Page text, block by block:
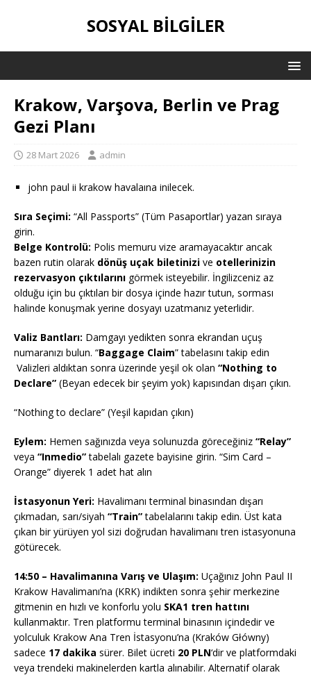
SOSYAL BILGILER
Krakow, Varşova, Berlin ve Prag
Gezi Planı
28 Mart 2026 admin
john paul ii krakow havalaına inilecek.
Sıra Seçimi: “All Passports” (Tüm Pasaportlar) yazan sıraya
girin.
Belge Kontrolü: Polis memuru vize aramayacaktır ancak
bazen rutin olarak dönüş uçak biletinizi ve otellerinizin
rezervasyon çıktılarını görmek isteyebilir. İngilizceniz az
olduğu için bu çıktıları bir dosya içinde hazır tutun, sorması
halinde konuşmak yerine dosyayı uzatmanız yeterlidir.
Valiz Bantları: Damgayı yedikten sonra ekrandan uçuş
numaranızı bulun. “Baggage Claim” tabelasını takip edin
Valizleri aldıktan sonra üzerinde yeşil ok olan “Nothing to
Declare” (Beyan edecek bir şeyim yok) kapısından dışarı çıkın.
“Nothing to declare” (Yeşil kapıdan çıkın)
Eylem: Hemen sağınızda veya solunuzda göreceğiniz “Relay”
veya “Inmedio”tabelalı gazete bayisine girin. “Sim Card –
Orange” diyerek 1 adet hat alın
İstasyonun Yeri: Havalimanı terminal binasından dışarı
çıkmadan, sarı/siyah “Train”tabelalarını takip edin. Üst kata
çıkan bir yürüyen yol sizi doğrudan havalimanı tren istasyonuna
götürecek.
14:50 – Havalimanına Varış ve Ulaşım: Uçağınız John Paul II
Krakow Havalimanı’na (KRK) indikten sonra şehir merkezine
gitmenin en hızlı ve konforlu yolu SKA1 tren hattını
kullanmaktır. Tren platformu terminal binasının içindedir ve
yolculuk Krakow Ana Tren İstasyonu’na (Kraków Główny)
sadece 17 dakika sürer. Bilet ücreti 20 PLN‘dir ve platformdaki
veya trendeki makinelerden kartla alınabilir. Alternatif olarak